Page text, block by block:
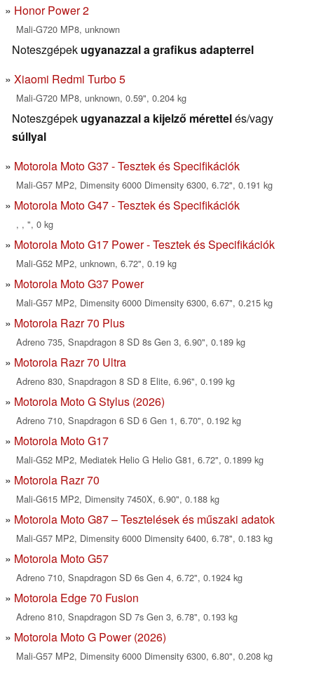
Honor Power 2
Mali-G720 MP8, unknown
Noteszgépek ugyanazzal a grafikus adapterrel
Xiaomi Redmi Turbo 5
Mali-G720 MP8, unknown, 0.59", 0.204 kg
Noteszgépek ugyanazzal a kijelző mérettelés/vagy
súllyal
Motorola Moto G37 - Tesztek és Specifikációk
Mali-G57 MP2, Dimensity 6000 Dimensity 6300, 6.72", 0.191 kg
Motorola Moto G47 - Tesztek és Specifikációk
, , ", 0 kg
Motorola Moto G17 Power - Tesztek és Specifikációk
Mali-G52 MP2, unknown, 6.72", 0.19 kg
Motorola Moto G37 Power
Mali-G57 MP2, Dimensity 6000 Dimensity 6300, 6.67", 0.215 kg
Motorola Razr 70 Plus
Adreno 735, Snapdragon 8 SD 8s Gen 3, 6.90", 0.189 kg
Motorola Razr 70 Ultra
Adreno 830, Snapdragon 8 SD 8 Elite, 6.96", 0.199 kg
Motorola Moto G Stylus (2026)
Adreno 710, Snapdragon 6 SD 6 Gen 1, 6.70", 0.192 kg
Motorola Moto G17
Mali-G52 MP2, Mediatek Helio G Helio G81, 6.72", 0.1899 kg
Motorola Razr 70
Mali-G615 MP2, Dimensity 7450X, 6.90", 0.188 kg
Motorola Moto G87 – Tesztelések és műszaki adatok
Mali-G57 MP2, Dimensity 6000 Dimensity 6400, 6.78", 0.183 kg
Motorola Moto G57
Adreno 710, Snapdragon SD 6s Gen 4, 6.72", 0.1924 kg
Motorola Edge 70 Fusion
Adreno 810, Snapdragon SD 7s Gen 3, 6.78", 0.193 kg
Motorola Moto G Power (2026)
Mali-G57 MP2, Dimensity 6000 Dimensity 6300, 6.80", 0.208 kg